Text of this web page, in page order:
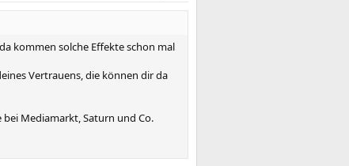
kommen solche Effekte schon mal
Vertrauens, die können dir da
Mediamarkt, Saturn und Co.